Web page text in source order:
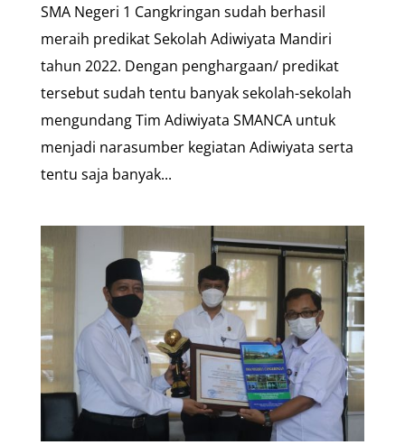
SMA Negeri 1 Cangkringan sudah berhasil
meraih predikat Sekolah Adiwiyata Mandiri
tahun 2022. Dengan penghargaan/ predikat
tersebut sudah tentu banyak sekolah-sekolah
mengundang Tim Adiwiyata SMANCA untuk
menjadi narasumber kegiatan Adiwiyata serta
tentu saja banyak...